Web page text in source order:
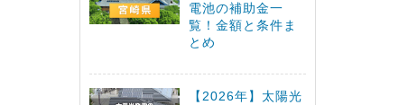
電池の補助金一
覧！金額と条件ま
とめ
【2026年】太陽光